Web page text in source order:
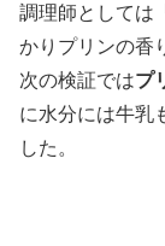
調理師としては
かりプリンの香
次の検証ではプ
に水分には牛乳
した。